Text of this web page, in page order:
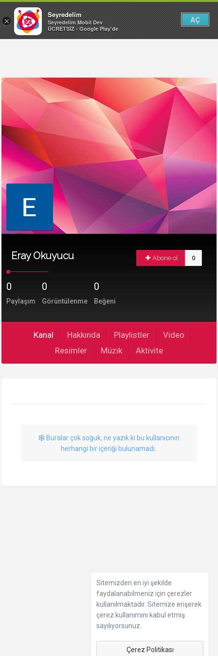
Eray Okuyucu Abone ol 0
0
Paylaşım
0
Görüntülenme
0
Beğeni
Kanal Hakkında Playlistler
Video
Resimler
Müzik Aktivite
Buralar çok soğuk, ne yazık ki bu kullanıcının
herhangi bir içeriği bulunamadı..
Sitemizden en iyi şekilde
faydalanabilmeniz için çerezler
kullanılmaktadır. Sitemize erişerek
çerez kullanımını kabul etmiş
sayılıyorsunuz.
Çerez Politikası
×
Seyredelim
Seyredelim Mobil Dev
ÜCRETSİZ - Google Play'de
AÇ